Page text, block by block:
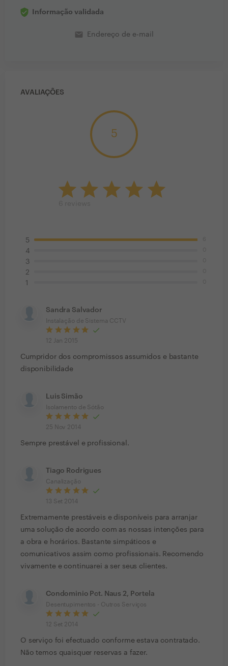
Informação validada
email Endereço de e-mail
AVALIAÇÕES
5
5
4
3
2
1
Sandra Salvador
Instalação de Sistema CCTV
12 Jan 2015
Cumpridor dos compromissos assumidos e bastante
disponibilidade
Luis Simão
Isolamento de Sótão
25 Nov 2014
Sempre prestável e profissional.
Tiago Rodrigues
Canalização
13 Set 2014
Extremamente prestáveis e disponíveis para arranjar
uma solução de acordo com as nossas intenções para
a obra e horários. Bastante simpáticos e
comunicativos assim como profissionais. Recomendo
vivamente e continuarei a ser seus clientes.
Condominio Pct. Naus 2, Portela
Desentupimentos - Outros Serviços
12 Set 2014
O serviço foi efectuado conforme estava contratado.
Não temos quaisquer reservas a fazer.